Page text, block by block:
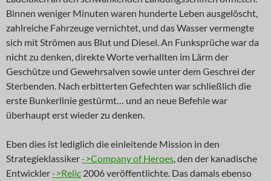
Binnen weniger Minuten waren hunderte Leben ausgelöscht,
zahlreiche Fahrzeuge vernichtet, und das Wasser vermengte
sich mit Strömen aus Blut und Diesel. An Funksprüche war da
nicht zu denken, direkte Worte verhallten im Lärm der
Geschütze und Gewehrsalven sowie unter dem Geschrei der
Sterbenden. Nach erbitterten Gefechten war schließlich die
erste Bunkerlinie gestürmt… und an neue Befehle war
überhaupt erst wieder zu denken.
Eben dies ist lediglich die einleitende Mission in den
Strategieklassiker->Company of Heroes, den der kanadische
Entwickler->Relic 2006 veröffentlichte. Das damals ebenso